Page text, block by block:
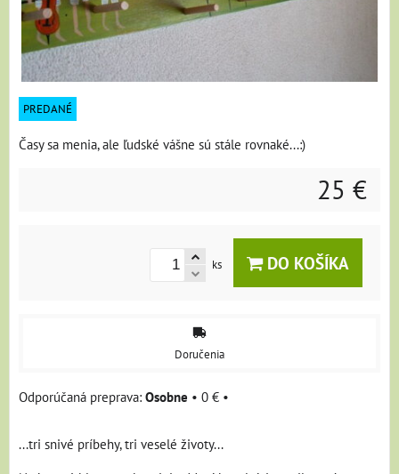
PREDANÉ
Časy sa menia, ale ľudské vášne sú stále rovnaké...:)
25 €
ks DO KOŠÍKA
Doručenia
Osobne • 0 € •
...tri snivé príbehy, tri veselé životy...